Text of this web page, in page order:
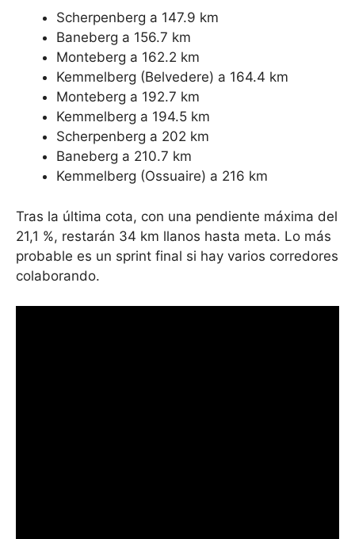
Scherpenberg a 147.9 km
Baneberg a 156.7 km
Monteberg a 162.2 km
Kemmelberg (Belvedere) a 164.4 km
Monteberg a 192.7 km
Kemmelberg a 194.5 km
Scherpenberg a 202 km
Baneberg a 210.7 km
Kemmelberg (Ossuaire) a 216 km
Tras la última cota, con una pendiente máxima del
21,1 %, restarán 34 km llanos hasta meta. Lo más
probable es un sprint final si hay varios corredores
colaborando.